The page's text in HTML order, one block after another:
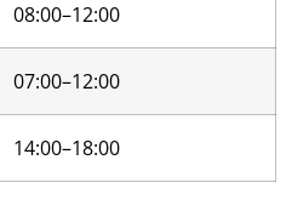
08:00–12:00
07:00–12:00
14:00–18:00